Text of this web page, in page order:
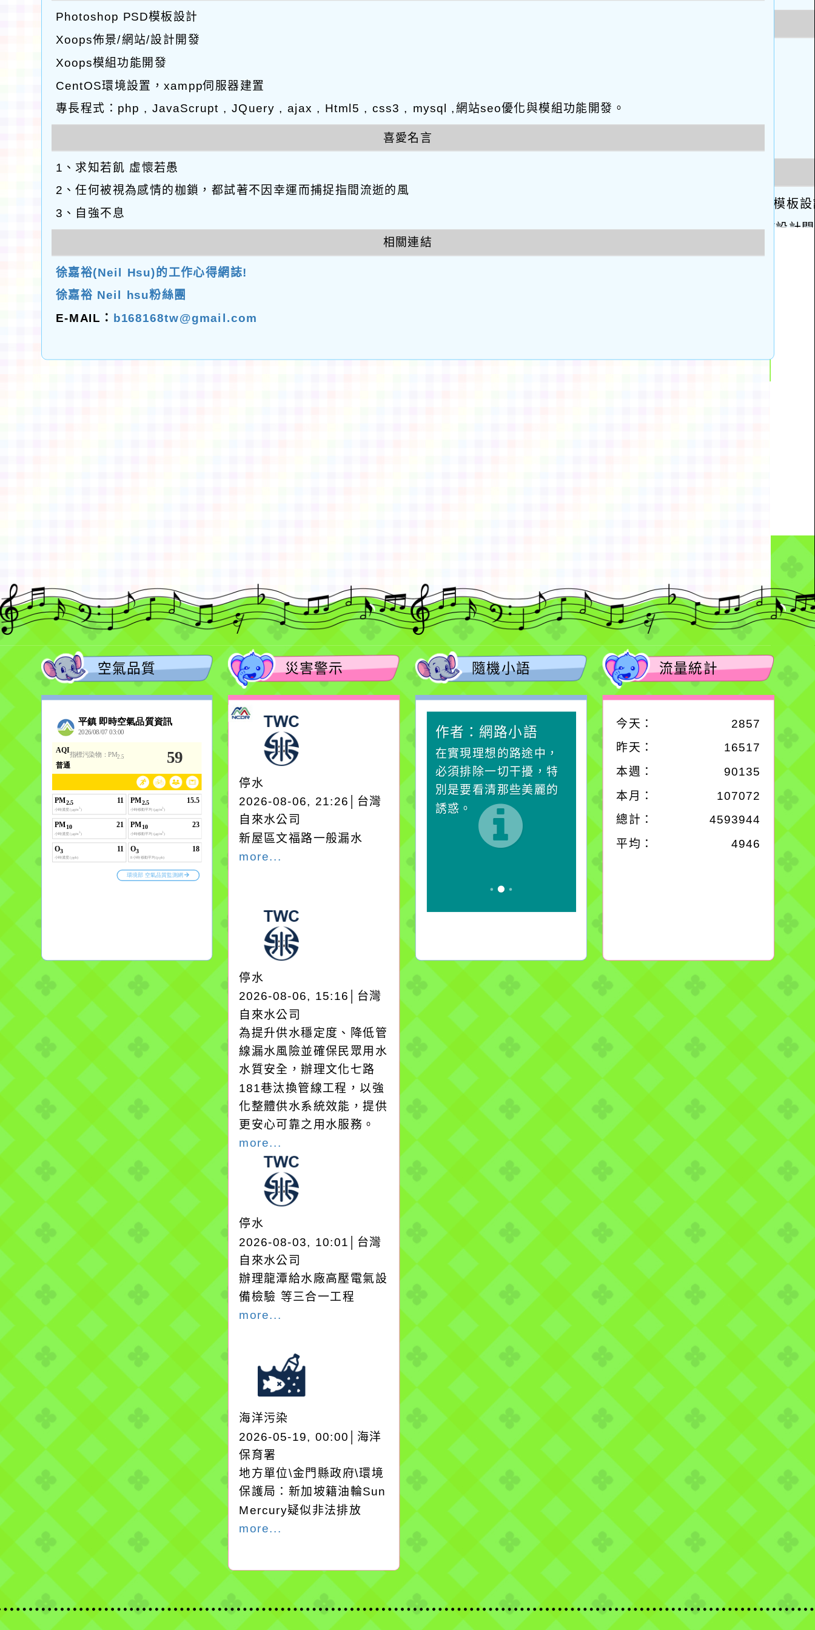
Photoshop PSD模板設計
Xoops佈景/網站/設計開發
Xoops模組功能開發
CentOS環境設置，xampp伺服器建置
專長程式：php , JavaScrupt , JQuery , ajax , Html5 , css3 , mysql ,網站seo優化與模組功能開發。
喜愛名言
1、求知若飢 虛懷若愚
2、任何被視為感情的枷鎖，都試著不因幸運而捕捉指間流逝的風
3、自強不息
相關連結
徐嘉裕(Neil Hsu)的工作心得網誌!
徐嘉裕 Neil hsu粉絲團
E-MAIL： b168168tw@gmail.com
空氣品質 災害警示
停水
2026-08-06, 21:26│台灣
自來水公司
新屋區文福路一般漏水
more...
停水
2026-08-06, 15:16│台灣
自來水公司
為提升供水穩定度、降低管
線漏水風險並確保民眾用水
水質安全，辦理文化七路
181巷汰換管線工程，以強
化整體供水系統效能，提供
更安心可靠之用水服務。
more...
停水
2026-08-03, 10:01│台灣
自來水公司
辦理龍潭給水廠高壓電氣設
備檢驗 等三合一工程
more...
海洋污染
2026-05-19, 00:00│海洋
保育署
地方單位\金門縣政府\環境
保護局：新加坡籍油輪Sun
Mercury疑似非法排放
more...
隨機小語
作者：網路小語
一杯清水因滴入一滴污
在而變清澈。
作者：網路小語
在實現理想的路途中，
必須排除一切干擾，特
別是要看清那些美麗的
誘惑。
作者：網路小語
生活是一面鏡子。你對
它笑，它就對你笑；你
對它哭，它也對你哭。
流量統計
今天：
2857
昨天：
16517
本週：
90135
本月： 107072
總計：
4593944
平均：
4946